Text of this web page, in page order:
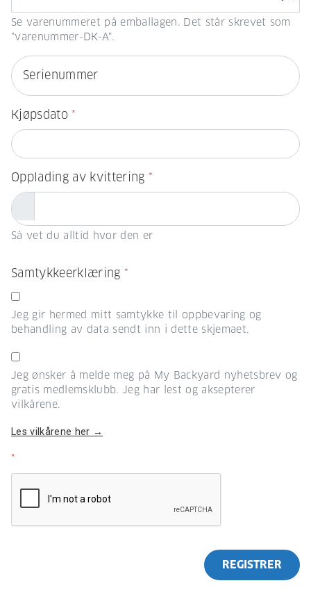
Se varenummeret på emballagen. Det står skrevet som
"varenummer-DK-A".
Serienummer
Kjøpsdato*
Opplading av kvittering *
Så vet du alltid hvor den er
Samtykkeerklæring *
Jeg gir hermed mitt samtykke til oppbevaring og
behandling av data sendt inn i dette skjemaet.
Jeg ønsker å melde meg på My Backyard nyhetsbrev og
gratis medlemsklubb. Jeg har lest og aksepterer
vilkårene.
Les vilkårene her →
*